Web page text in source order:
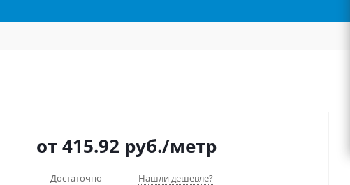
от 415.92 руб./метр
Достаточно Нашли дешевле?